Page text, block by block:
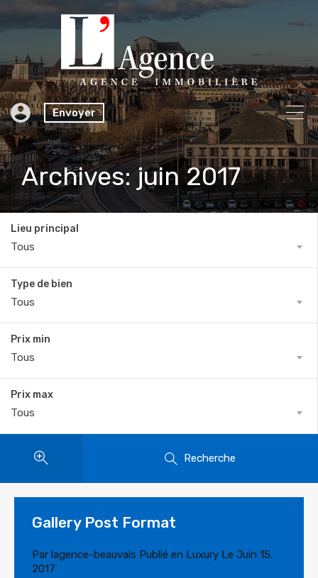
Envoyer
Archives: juin 2017
Lieu principal
Tous
Type de bien
Tous
Prix min
Tous
Prix max
Tous
Recherche
Gallery Post Format
Par lagence-beauvais Publié en Luxury Le Juin 15,
2017